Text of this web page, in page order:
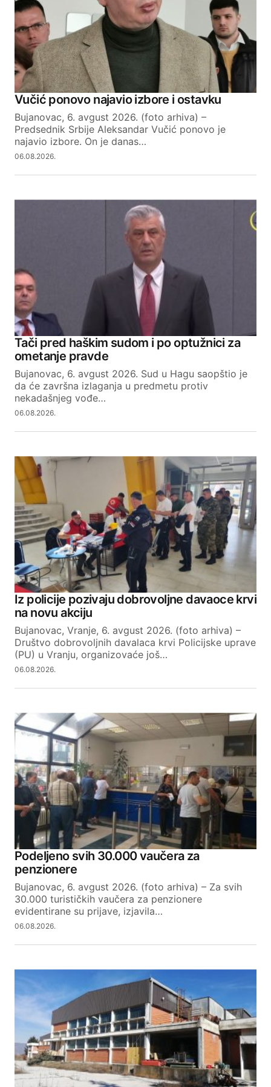
Comment*
Your Name
Your E-mail
Vučić ponovo najavio izbore i ostavku
Bujanovac, 6. avgust 2026. (foto arhiva) –
Predsednik Srbije Aleksandar Vučić ponovo je
najavio izbore. On je danas…
06.08.2026.
Tači pred haškim sudom i po optužnici za
ometanje pravde
Bujanovac, 6. avgust 2026. Sud u Hagu saopštio je
da će završna izlaganja u predmetu protiv
nekadašnjeg vođe…
06.08.2026.
Iz policije pozivaju dobrovoljne davaoce krvi
na novu akciju
Bujanovac, Vranje, 6. avgust 2026. (foto arhiva) –
Društvo dobrovoljnih davalaca krvi Policijske uprave
(PU) u Vranju, organizovaće još…
06.08.2026.
Podeljeno svih 30.000 vaučera za
penzionere
Bujanovac, 6. avgust 2026. (foto arhiva) – Za svih
30.000 turističkih vaučera za penzionere
evidentirane su prijave, izjavila…
06.08.2026.